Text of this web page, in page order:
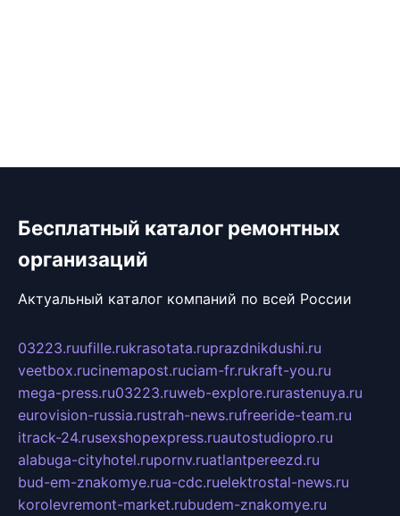
Бесплатный каталог ремонтных
организаций
Актуальный каталог компаний по всей России
03223.ruufille.rukrasotata.ruprazdnikdushi.ru
veetbox.rucinemapost.ruciam-fr.rukraft-you.ru
mega-press.ru03223.ruweb-explore.rurastenuya.ru
eurovision-russia.rustrah-news.rufreeride-team.ru
itrack-24.rusexshopexpress.ruautostudiopro.ru
alabuga-cityhotel.rupornv.ruatlantpereezd.ru
bud-em-znakomye.rua-cdc.ruelektrostal-news.ru
korolevremont-market.rubudem-znakomye.ru